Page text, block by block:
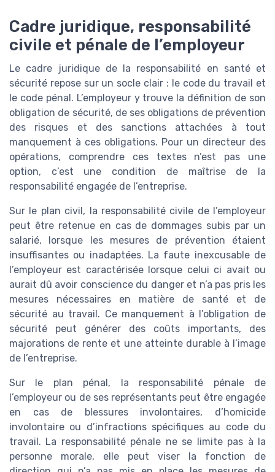
Cadre juridique, responsabilité
civile et pénale de l’employeur
Le cadre juridique de la responsabilité en santé et
sécurité repose sur un socle clair : le code du travail et
le code pénal. L’employeur y trouve la définition de son
obligation de sécurité, de ses obligations de prévention
des risques et des sanctions attachées à tout
manquement à ces obligations. Pour un directeur des
opérations, comprendre ces textes n’est pas une
option, c’est une condition de maîtrise de la
responsabilité engagée de l’entreprise.
Sur le plan civil, la responsabilité civile de l’employeur
peut être retenue en cas de dommages subis par un
salarié, lorsque les mesures de prévention étaient
insuffisantes ou inadaptées. La faute inexcusable de
l’employeur est caractérisée lorsque celui ci avait ou
aurait dû avoir conscience du danger et n’a pas pris les
mesures nécessaires en matière de santé et de
sécurité au travail. Ce manquement à l’obligation de
sécurité peut générer des coûts importants, des
majorations de rente et une atteinte durable à l’image
de l’entreprise.
Sur le plan pénal, la responsabilité pénale de
l’employeur ou de ses représentants peut être engagée
en cas de blessures involontaires, d’homicide
involontaire ou d’infractions spécifiques au code du
travail. La responsabilité pénale ne se limite pas à la
personne morale, elle peut viser la fonction de